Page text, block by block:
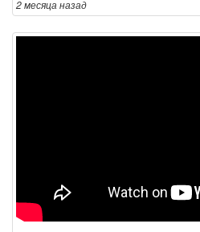
2 месяца назад